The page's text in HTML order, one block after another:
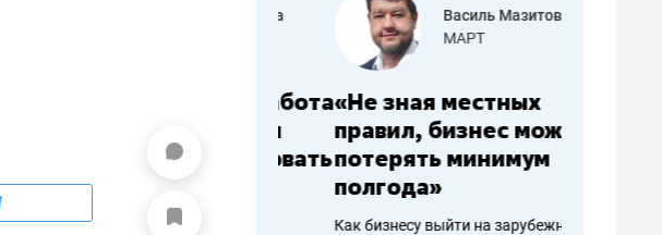
от болезни, чувствовать
живой»
бизнеса по пошиву
Василь Мазитов
МАРТ
«Не зная местных
правил, бизнес может
потерять минимум
полгода»
Как бизнесу выйти на зарубежные